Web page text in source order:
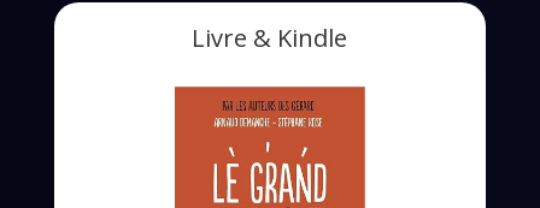
Livre & Kindle